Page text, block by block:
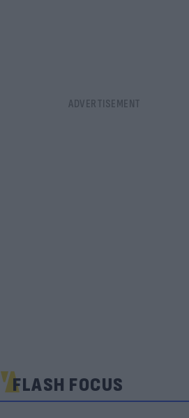
FLASH FOCUS